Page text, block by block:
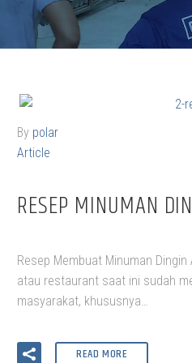
By polar
Article
RESEP MINUMAN
Resep Membuat Minuman
atau restaurant saat ini sudah
masyarakat, khususnya…
READ MORE